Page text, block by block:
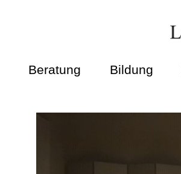
Beratung Bildung